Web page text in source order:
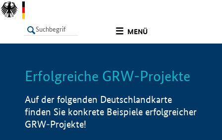
MENÜ
LISTE Info
Erfolgreiche GRW-Projekte
Auf der folgenden Deutschlandkarte
finden Sie konkrete Beispiele erfolgreicher
GRW-Projekte!